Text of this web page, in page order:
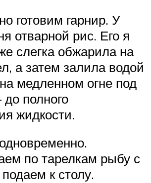
готовим гарнир. У
отварной рис. Его я
слегка обжарила на
а затем залила водой
медленном огне под
полного
жидкости.
по тарелкам рыбу с
к столу.